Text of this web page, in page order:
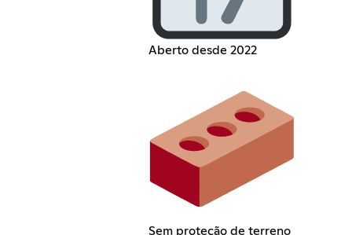
Aberto desde 2022
Sem proteção de terreno